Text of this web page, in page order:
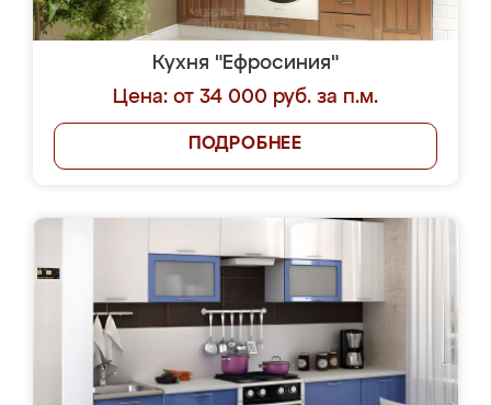
Кухня "Ефросиния"
Цена: от 34 000 руб. за п.м.
ПОДРОБНЕЕ